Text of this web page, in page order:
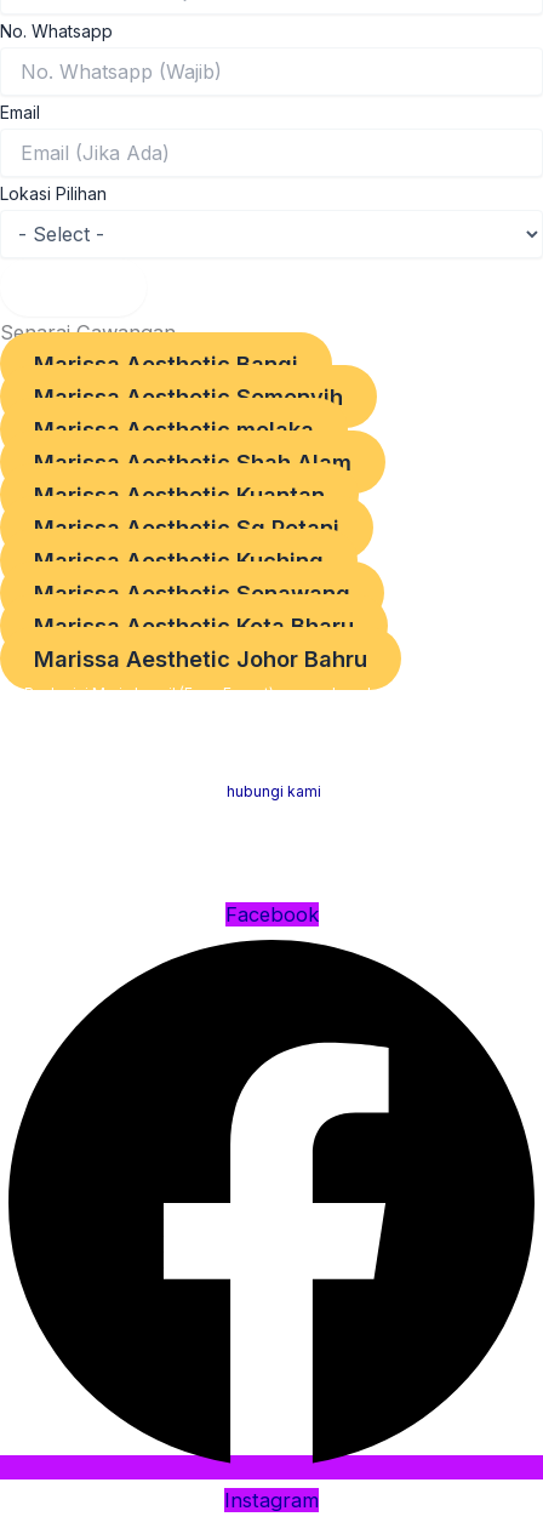
No. Whatsapp
Email
Lokasi Pilihan
Senarai Cawangan
Marissa Aesthetic Bangi
Marissa Aesthetic Semenyih
Marissa Aesthetic melaka
Marissa Aesthetic Shah Alam
Marissa Aesthetic Kuantan
Marissa Aesthetic Sg Petani
Marissa Aesthetic Kuching
Marissa Aesthetic Senawang
Marissa Aesthetic Kota Bharu
Marissa Aesthetic Johor Bahru
Dr. Rushmini Maris Ismail (Face Expert) merupakan doktor perubatan, estetik
hubungi kami
Facebook
Instagram